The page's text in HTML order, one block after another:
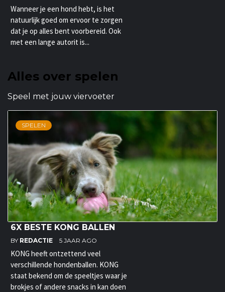
Wanneer je een hond hebt, is het
natuurlijk goed om ervoor te zorgen
dat je op alles bent voorbereid. Ook
met een lange autorit is...
Alles over spelen
Speel met jouw viervoeter
SPELEN
6X BESTE KONG BALLEN
BY REDACTIE 5 JAAR AGO
KONG heeft ontzettend veel
verschillende hondenballen. KONG
staat bekend om de speeltjes waar je
brokjes of andere snacks in kan doen